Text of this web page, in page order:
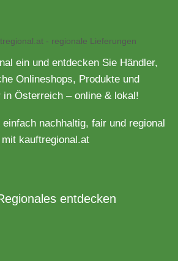
ein und entdecken Sie Händler,
Onlineshops, Produkte und
in Österreich – online & lokal!
nachhaltig, fair und regional
kauftregional.at
entdecken